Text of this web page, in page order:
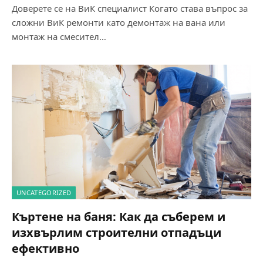
Доверете се на ВиК специалист Когато става въпрос за
сложни ВиК ремонти като демонтаж на вана или
монтаж на смесител…
UNCATEGORIZED
Къртене на баня: Как да съберем и
изхвърлим строителни отпадъци
ефективно